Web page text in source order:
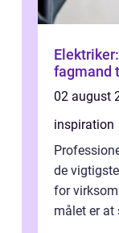
fagmand
02 august
inspiration
de
for
målet er at